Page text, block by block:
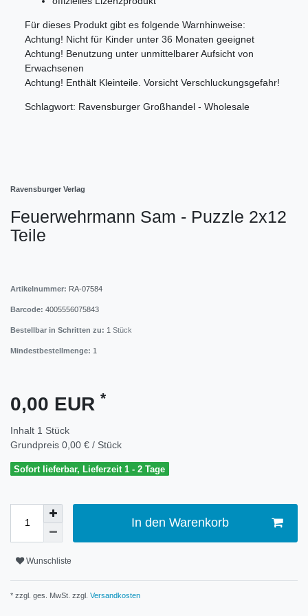
Für dieses Produkt gibt es folgende Warnhinweise:
Achtung! Nicht für Kinder unter 36 Monaten geeignet
Achtung! Benutzung unter unmittelbarer Aufsicht von
Erwachsenen
Achtung! Enthält Kleinteile. Vorsicht Verschluckungsgefahr!
Schlagwort: Ravensburger Großhandel - Wholesale
Ravensburger Verlag
Feuerwehrmann Sam - Puzzle 2x12
Teile
Artikelnummer: RA-07584
Barcode: 4005556075843
Bestellbar in Schritten zu: 1 Stück
Mindestbestellmenge: 1
0,00 EUR *
Inhalt 1 Stück
Grundpreis 0,00 € / Stück
Sofort lieferbar, Lieferzeit 1 - 2 Tage
In den Warenkorb
Wunschliste
* zzgl. ges. MwSt. zzgl. Versandkosten